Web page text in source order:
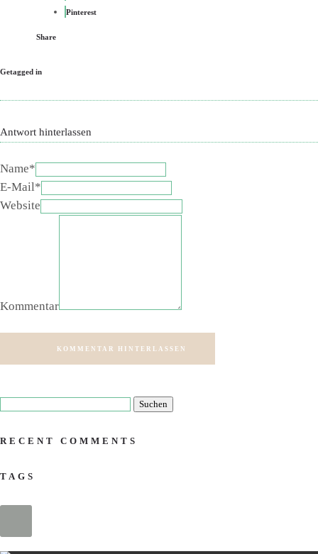
Pinterest
Share
Getagged in
Antwort hinterlassen
Name*
E-Mail*
Website
Kommentar
KOMMENTAR HINTERLASSEN
RECENT COMMENTS
TAGS